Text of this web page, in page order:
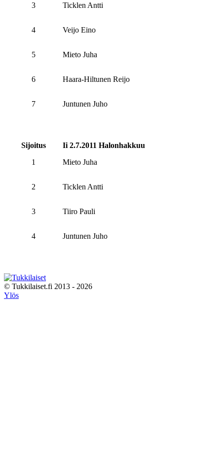
3 Ticklen Antti
4 Veijo Eino
5 Mieto Juha
6 Haara-Hiltunen Reijo
7 Juntunen Juho
Sijoitus
Ii 2.7.2011 Halonhakkuu
1
Mieto Juha
2 Ticklen Antti
3 Tiiro Pauli
4 Juntunen Juho
© Tukkilaiset.fi 2013 - 2026
Ylös